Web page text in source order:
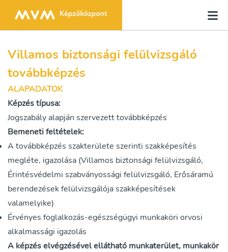
Villamos biztonsági felülvizsgáló
továbbképzés
ALAPADATOK
Képzés típusa:
Jogszabály alapján szervezett továbbképzés
Bemeneti feltételek:
A továbbképzés szakterülete szerinti szakképesítés
megléte, igazolása (Villamos biztonsági felülvizsgáló,
Érintésvédelmi szabványossági felülvizsgáló, Erősáramú
berendezések felülvizsgálója szakképesítések
valamelyike)
Érvényes foglalkozás-egészségügyi munkaköri orvosi
alkalmassági igazolás
A képzés elvégzésével ellátható munkaterület, munkakör